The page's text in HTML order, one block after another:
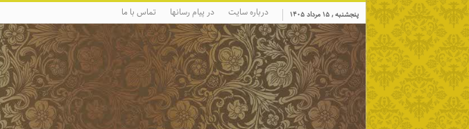
پنجشنبه , ۱۵ مرداد ۱۴۰۵ درباره سایت در پیام رسانها تماس با ما